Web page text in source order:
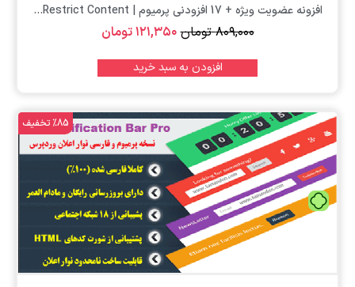
افزونه عضویت ویژه + 17 افزودنی پرمیوم | Restrict Content...
۸۰۹,۰۰۰ تومان۱۲۱,۳۵۰تومان
افزودن به سبد خرید
تومان
%85 تخفیف